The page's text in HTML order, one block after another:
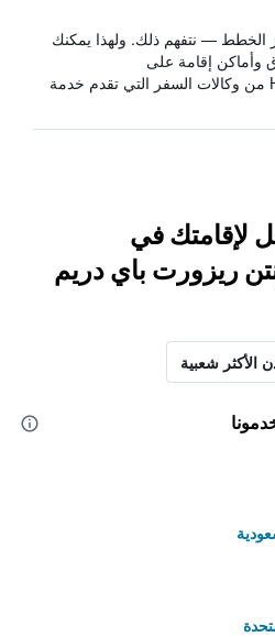
الخطط — نتفهم ذلك. ولهذا يمكنك
وأماكن إقامة على
HotelsCombined من وكالات السفر التي تقدم خدمة
لإقامتك في
ريزورت باي دريم
الأكثر شعبية